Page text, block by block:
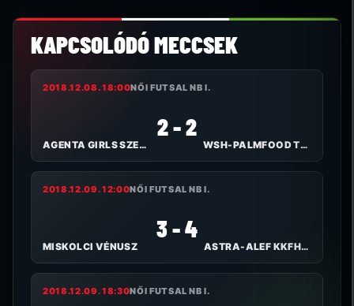
KAPCSOLÓDÓ MECCSEK
2018.12.08. 18:00NŐI FUTSAL NB I.
AGENTA GIRLS SZEKSZÁRD FC
2 - 2
WSH-PALMFOOD TOLNA-MÖZS
2018.12.09. 12:00NŐI FUTSAL NB I.
MISKOLCI VÉNUSZ
3 - 4
ASTRA-ALEF KKFHÁZI BULLS
2018.12.09. 18:30NŐI FUTSAL NB I.